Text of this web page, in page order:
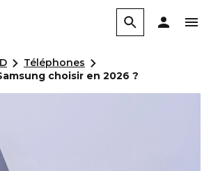
Téléphones
choisir en 2026 ?